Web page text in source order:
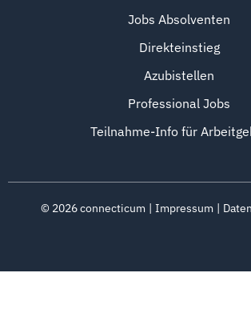
Jobs Absolventen
Direkteinstieg
Azubistellen
Professional Jobs
Teilnahme-Info für
© 2026connecticum Impressum